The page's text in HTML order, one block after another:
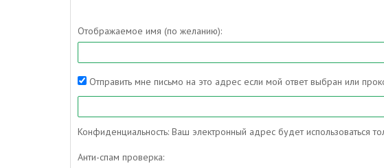
Отображаемое имя (по желанию):
Отправить мне письмо на это адрес если мой ответ выбран или
Конфиденциальность: Ваш электронный адрес будет использоваться
Анти-спам проверка: